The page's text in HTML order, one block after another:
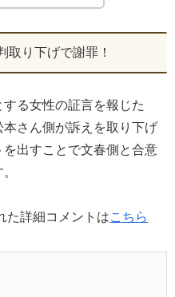
取り下げで謝罪！
る女性の証言を報じた
本さん側が訴えを取り下げ
出すことで文春側と合意
た詳細コメントはこちら